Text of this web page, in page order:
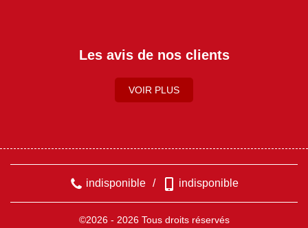
Les avis de nos clients
VOIR PLUS
indisponible / indisponible
©2026 - 2026 Tous droits réservés